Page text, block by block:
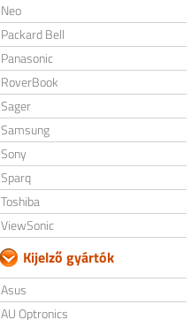
Neo
Packard Bell
Panasonic
RoverBook
Sager
Samsung
Sony
Sparq
Toshiba
ViewSonic
Kijelző gyártók
Asus
AU Optronics